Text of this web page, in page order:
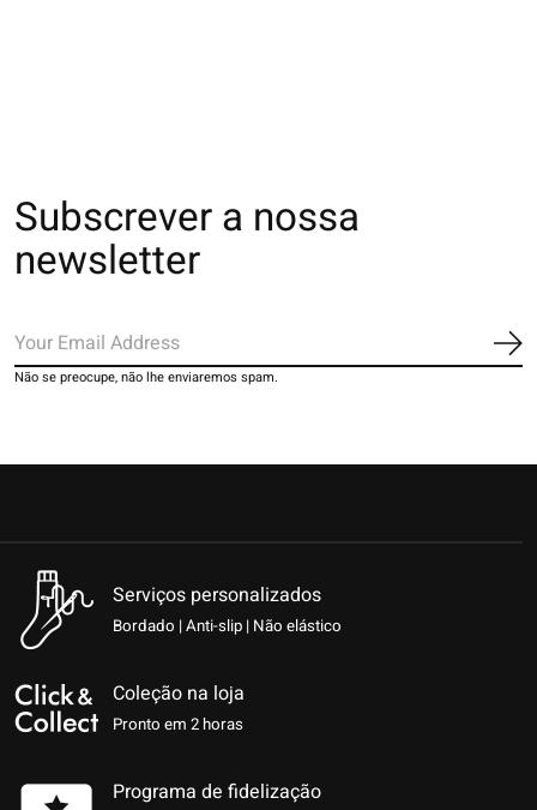
Subscrever a nossa
newsletter
Não se preocupe, não lhe enviaremos spam.
Serviços personalizados
Bordado | Anti-slip | Não elástico
Coleção na loja
Pronto em 2 horas
Programa de fidelização